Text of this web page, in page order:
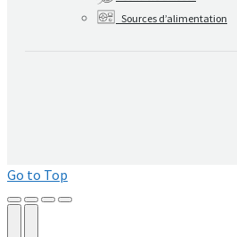
Sources d’alimentation
Go to Top